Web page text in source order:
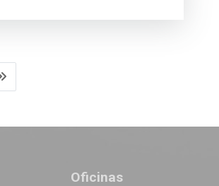
Oficinas